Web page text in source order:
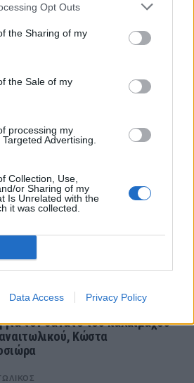
Opt Outs
the Sharing of my
the Sale of my
processing my
Advertising.
Collection, Use,
or Sharing of my
Is Unrelated with the
it was collected.
Data Access Privacy Policy
ΣΧΟΛΙΑΣΤΕ
για τον θάνατο του παλαίμαχου
Κώστα